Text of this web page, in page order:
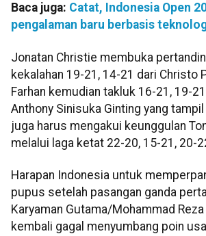
Baca juga: Catat, Indonesia Open
pengalaman baru berbasis
Jonatan Christie membuka
kekalahan 19-21, 14-21 dari Christo
Farhan kemudian takluk 16-21, 19-
Anthony Sinisuka Ginting yang
juga harus mengakui keunggulan
melalui laga ketat 22-20, 15-21, 20-
Harapan Indonesia untuk
pupus setelah pasangan ganda
Karyaman Gutama/Mohammad
kembali gagal menyumbang poin